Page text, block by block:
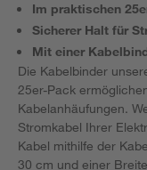
Im praktischen
Sicherer Halt für
Mit einer
Die Kabelbinder
25er-Pack
Kabelanhäufungen.
Stromkabel Ihrer
Kabel mithilfe der
30 cm und einer